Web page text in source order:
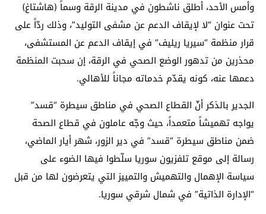
وأمس الأحد، أطلق ناشطون في مدينة الرقة وسماً (هاشتاغ)
تحت عنوان “لا لإيقاف الدعم عن مشفى التوليد”، وذلك ردّاً على
قرار منظمة “سيريا ريليف” في إيقاف الدعم عن المستشفى،
محذرين من تدهور الوضع الصحي في الرقة، إن سحبت المنظمة
دعمها عنه، كونه يقدّم خدماته مجاناً للأهالي.
الجدير بالذكر أنّ القطاع الصحي في مناطق سيطرة “قسد”
يواجه تهميشاً متعمداً، حيث وجّه عاملون في قطاع الصحة
ضمن مناطق سيطرة “قسد” في دير الزور، شهر أيار الماضي،
رسالة إلى موقع تلفزيون سوريا سلّطوا فيها الضوء على
سياسة الإهمال والتهميش والتمييز التي يتعرضون لها من قبل
“الإدارة الذاتية” في شمال شرقي سوريا.